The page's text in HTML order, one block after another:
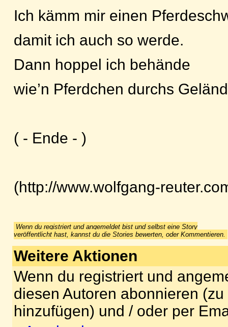
Ich kämm mir einen
damit ich auch so werde.
Dann hoppel ich behände
wie’n Pferdchen durchs
( - Ende - )
(http://www.wolfgang-
Wenn du registriert und angemeldet bist und selbst eine Story
veröffentlicht hast, kannst du die Stories bewerten, oder Kommentieren.
Weitere Aktionen
Wenn du registriert und
diesen Autoren abonnieren
hinzufügen) und / oder per